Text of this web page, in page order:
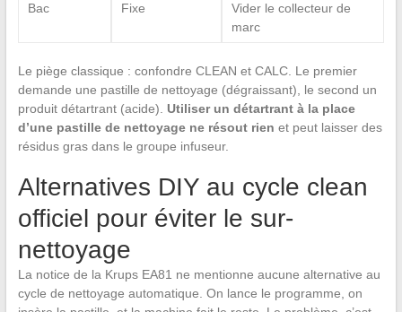
Bac Fixe
Vider le collecteur de
marc
Le piège classique : confondre CLEAN et CALC. Le premier
demande une pastille de nettoyage (dégraissant), le second un
produit détartrant (acide). Utiliser un détartrant à la place
d’une pastille de nettoyage ne résout rien et peut laisser des
résidus gras dans le groupe infuseur.
Alternatives DIY au cycle clean
officiel pour éviter le sur-
nettoyage
La notice de la Krups EA81 ne mentionne aucune alternative au
cycle de nettoyage automatique. On lance le programme, on